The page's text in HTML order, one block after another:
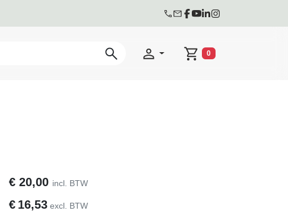
Winkelwagen
0
€ 20,00 incl. BTW
€ 16,53 excl. BTW